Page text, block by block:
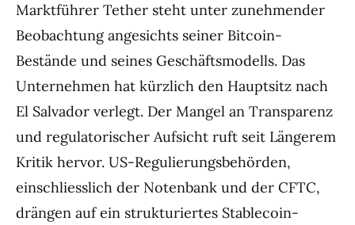
Marktführer Tether steht unter zunehmender
Beobachtung angesichts seiner Bitcoin-
Bestände und seines Geschäftsmodells. Das
Unternehmen hat kürzlich den Hauptsitz nach
El Salvador verlegt. Der Mangel an Transparenz
und regulatorischer Aufsicht ruft seit Längerem
Kritik hervor. US-Regulierungsbehörden,
einschliesslich der Notenbank und der CFTC,
drängen auf ein strukturiertes Stablecoin-